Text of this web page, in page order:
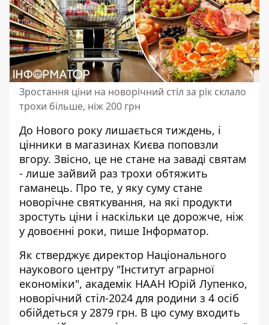
Зростання ціни на новорічний стіл за рік склало
трохи більше, ніж 200 грн
До Нового року лишається тиждень, і
цінники в магазинах Києва поповзли
вгору. Звісно, це не стане на заваді святам
- лише зайвий раз трохи обтяжить
гаманець. Про те, у яку суму стане
новорічне святкування, на які продукти
зростуть ціни і наскільки це дорожче, ніж
у довоєнні роки, пише Інформатор.
Як стверджує директор Національного
наукового центру "Інститут аграрної
економіки", академік НААН Юрій Лупенко,
новорічний стіл-2024 для родини з 4 осіб
обійдеться у 2879 грн. В цю суму входить